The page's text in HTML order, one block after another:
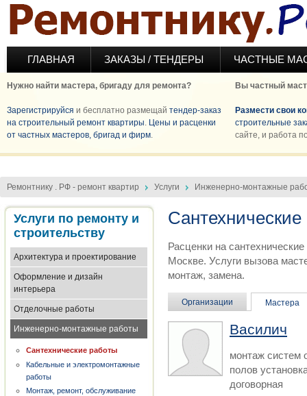
Перейти к основному содержанию
ГЛАВНАЯ ЗАКАЗЫ / ТЕНДЕРЫ ЧАСТНЫЕ
Нужно найти мастера, бригаду для ремонта?
Зарегистрируйся и бесплатно размещай тендер-заказ
на строительный ремонт квартиры. Цены и расценки
от частных мастеров, бригад и фирм.
Вы частный
Размести свои
строительные
сайте, и работа
Ремонтнику . РФ - ремонт квартир Услуги Инженерно-монтажные
Услуги по ремонту и
строительству
Архитектура и проектирование
Оформление и дизайн
интерьера
Отделочные работы
Инженерно-монтажные работы
Сантехнические работы
Кабельные и электромонтажные
работы
Монтаж, ремонт, обслуживание
Расценки на
Москве. Услуги вызова
монтаж, замена.
Организации Мастера
Василич
монтаж систем
полов
договорная